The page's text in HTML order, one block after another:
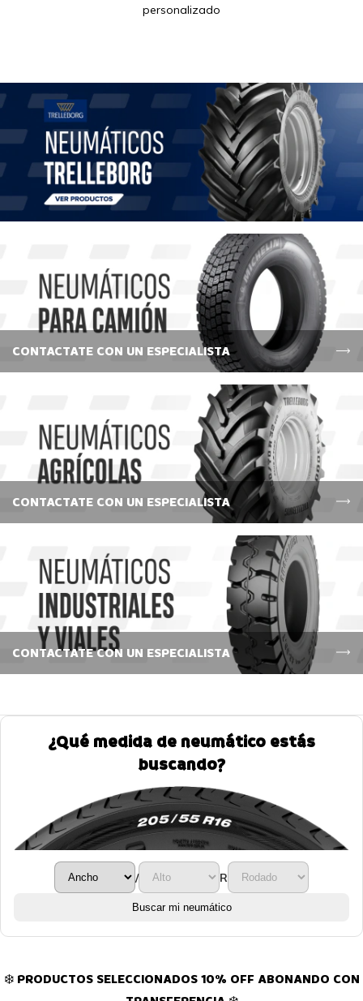
personalizado
CONTACTATE CON UN ESPECIALISTA
CONTACTATE CON UN ESPECIALISTA
CONTACTATE CON UN ESPECIALISTA
¿Qué medida de neumático estás
buscando?
/ R
Buscar mi neumático
❄️ PRODUCTOS SELECCIONADOS 10% OFF ABONANDO CON